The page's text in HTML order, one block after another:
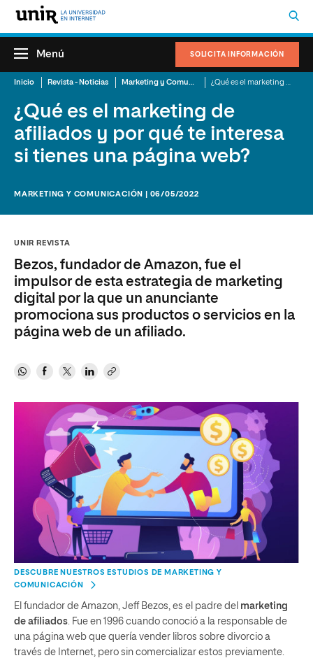
SOLICITA INFORMACIÓN
Menú
Inicio Revista - Noticias Marketing y Comunicación
¿Qué es el marketing de
afiliados y por qué te interesa
si tienes una página web?
MARKETING Y COMUNICACIÓN | 06/05/2022
UNIR REVISTA
Bezos, fundador de Amazon, fue el
impulsor de esta estrategia de marketing
digital por la que un anunciante
promociona sus productos o servicios en la
página web de un afiliado.
DESCUBRE NUESTROS ESTUDIOS DE MARKETING Y
COMUNICACIÓN
El fundador de Amazon, Jeff Bezos, es el padre del marketing
de afiliados . Fue en 1996 cuando conoció a la responsable de
una página web que quería vender libros sobre divorcio a
través de Internet, pero sin comercializar estos previamente.